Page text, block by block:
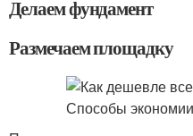
Делаем фундамент
Размечаем площадку